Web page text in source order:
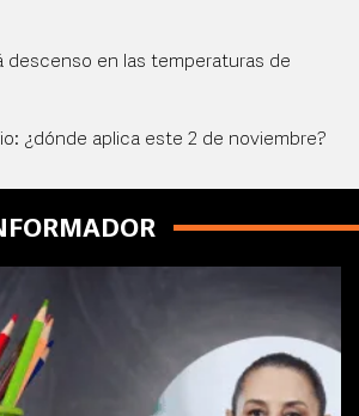
descenso en las temperaturas de
¿dónde aplica este 2 de noviembre?